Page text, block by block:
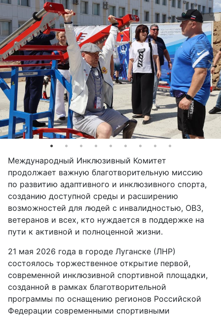
Международный Инклюзивный Комитет
продолжает важную благотворительную миссию
по развитию адаптивного и инклюзивного спорта,
созданию доступной среды и расширению
возможностей для людей с инвалидностью, ОВЗ,
ветеранов и всех, кто нуждается в поддержке на
пути к активной и полноценной жизни.
21 мая 2026 года в городе Луганске (ЛНР)
состоялось торжественное открытие первой,
современной инклюзивной спортивной площадки,
созданной в рамках благотворительной
программы по оснащению регионов Российской
Федерации современными спортивными